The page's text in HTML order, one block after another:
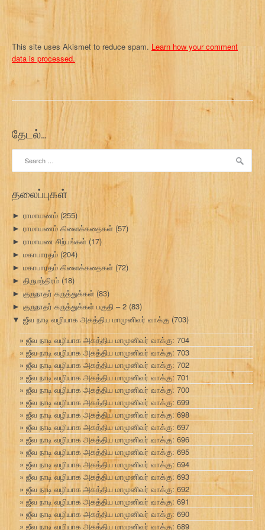
This site uses Akismet to reduce spam. Learn how your comment
data is processed.
தேடல்…
தலைப்புகள்
► ராமாயணம் (255)
► ராமாயணம் கிளைக்கதைகள் (57)
► ராமாயண சிற்பங்கள் (17)
► மகாபாரதம் (204)
► மகாபாரதம் கிளைக்கதைகள் (72)
► திருமந்திரம் (18)
► குருநாதர் கருத்துக்கள் (83)
► குருநாதர் கருத்துக்கள் பகுதி – 2 (83)
▼ ஜீவ நாடி வழியாக அகத்திய மாமுனிவர் வாக்கு (703)
ஜீவ நாடி வழியாக அகத்திய மாமுனிவர் வாக்கு: 704
ஜீவ நாடி வழியாக அகத்திய மாமுனிவர் வாக்கு: 703
ஜீவ நாடி வழியாக அகத்திய மாமுனிவர் வாக்கு: 702
ஜீவ நாடி வழியாக அகத்திய மாமுனிவர் வாக்கு: 701
ஜீவ நாடி வழியாக அகத்திய மாமுனிவர் வாக்கு: 700
ஜீவ நாடி வழியாக அகத்திய மாமுனிவர் வாக்கு: 699
ஜீவ நாடி வழியாக அகத்திய மாமுனிவர் வாக்கு: 698
ஜீவ நாடி வழியாக அகத்திய மாமுனிவர் வாக்கு: 697
ஜீவ நாடி வழியாக அகத்திய மாமுனிவர் வாக்கு: 696
ஜீவ நாடி வழியாக அகத்திய மாமுனிவர் வாக்கு: 695
ஜீவ நாடி வழியாக அகத்திய மாமுனிவர் வாக்கு: 694
ஜீவ நாடி வழியாக அகத்திய மாமுனிவர் வாக்கு: 693
ஜீவ நாடி வழியாக அகத்திய மாமுனிவர் வாக்கு: 692
ஜீவ நாடி வழியாக அகத்திய மாமுனிவர் வாக்கு: 691
ஜீவ நாடி வழியாக அகத்திய மாமுனிவர் வாக்கு: 690
ஜீவ நாடி வழியாக அகத்திய மாமுனிவர் வாக்கு: 689